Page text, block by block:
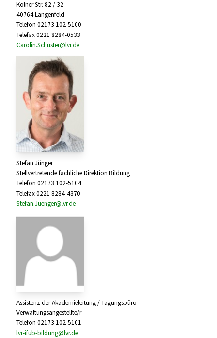
Kölner Str. 82 / 32
40764 Langenfeld
Telefon 02173 102-5100
Telefax 0221 8284-0533
Carolin.Schuster@lvr.de
Stefan Jünger
Stellvertretende fachliche Direktion Bildung
Telefon 02173 102-5104
Telefax 0221 8284-4370
Stefan.Juenger@lvr.de
Assistenz der Akademieleitung / Tagungsbüro
Verwaltungsangestellte/r
Telefon 02173 102-5101
lvr-ifub-bildung@lvr.de